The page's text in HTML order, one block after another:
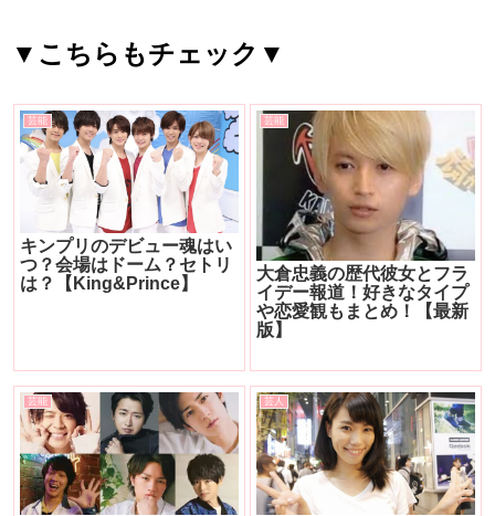
▼こちらもチェック▼
芸能
キンプリのデビュー魂はい
つ？会場はドーム？セトリ
は？【King&Prince】
芸能
大倉忠義の歴代彼女とフラ
イデー報道！好きなタイプ
や恋愛観もまとめ！【最新
版】
芸能 芸人